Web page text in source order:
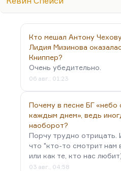
Этот фильм транслирует
очень проста: все мы
полковник и его сосед,
гомосексуализме, мы всё
заблуждений, а
и к этому не сводится.
которая представляется
Кто мешал Антону
Лидия Мизинова
Книппер?
Очень убедительно.
06 авг., 01:23
Почему в песне БГ «небо
каждым днем», ведь
наоборот?
Порчу трудно отрицать.
что "кто-то смотрит нам
или как те, кто нас
03 авг., 04:58